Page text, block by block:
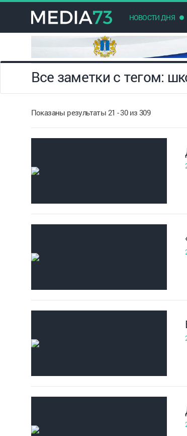
НОВОСТИ ДНЯ
Все заметки с тегом:
Показаны результаты 21 - 30 из 309